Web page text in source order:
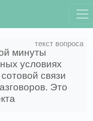
минуты
условиях
связи
Это